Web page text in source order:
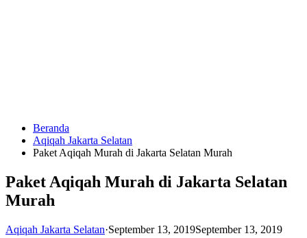
HUBUNGI
KAMI
Beranda
Aqiqah Jakarta Selatan
Paket Aqiqah Murah di Jakarta Selatan Murah
Paket Aqiqah Murah di Jakarta Selatan
Murah
Aqiqah Jakarta Selatan·September 13, 2019September 13, 2019